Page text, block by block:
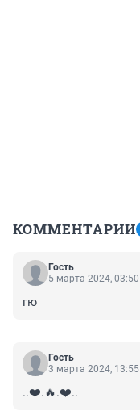
КОММЕНТАРИИ
Гость
5 марта 2024, 03:50
гю
Гость
3 марта 2024, 13:55
..❤️.🔥.❤️..